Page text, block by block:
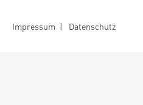
Impressum | Datenschutz